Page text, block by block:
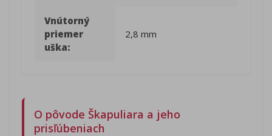
Vnútorný
priemer
uška:
2,8 mm
O pôvode Škapuliara a jeho
prisľúbeniach